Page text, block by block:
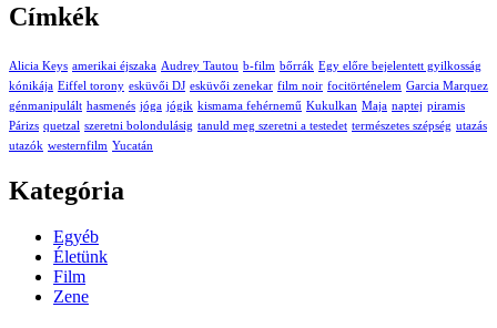
Címkék
Alicia Keys amerikai éjszaka Audrey Tautou b-film bőrrák Egy előre bejelentett gyilkosság
kónikája Eiffel torony esküvői DJ esküvői zenekar film noir focitörténelem Garcia Marquez
génmanipulált hasmenés jóga jógik kismama fehérnemű Kukulkan Maja naptej piramis
Párizs quetzal szeretni bolondulásig tanuld meg szeretni a testedet természetes szépség utazás
utazók westernfilm Yucatán
Kategória
Egyéb
Életünk
Film
Zene